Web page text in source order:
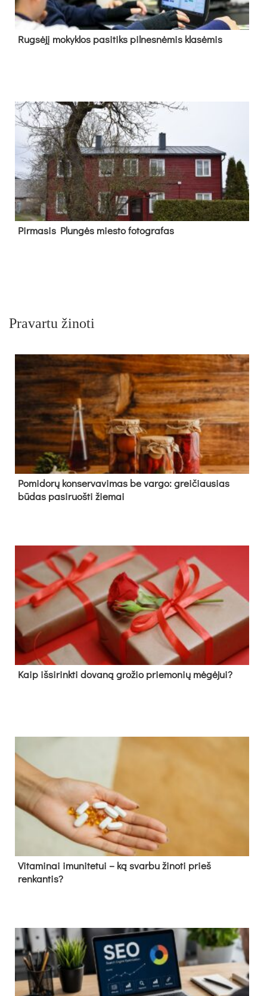
Rug­sė­jį mo­kyk­los pa­si­tiks pil­nes­nė­mis kla­sė­mis
Pir­ma­sis Plun­gės mies­to fo­tog­ra­fas
Pravartu žinoti
Pomidorų konservavimas be vargo: greičiausias
būdas pasiruošti žiemai
Kaip išsirinkti dovaną grožio priemonių mėgėjui?
Vitaminai imunitetui – ką svarbu žinoti prieš
renkantis?